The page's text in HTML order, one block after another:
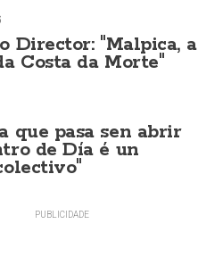
Director: "Malpica, a
Costa da Morte"
que pasa sen abrir
de Día é un